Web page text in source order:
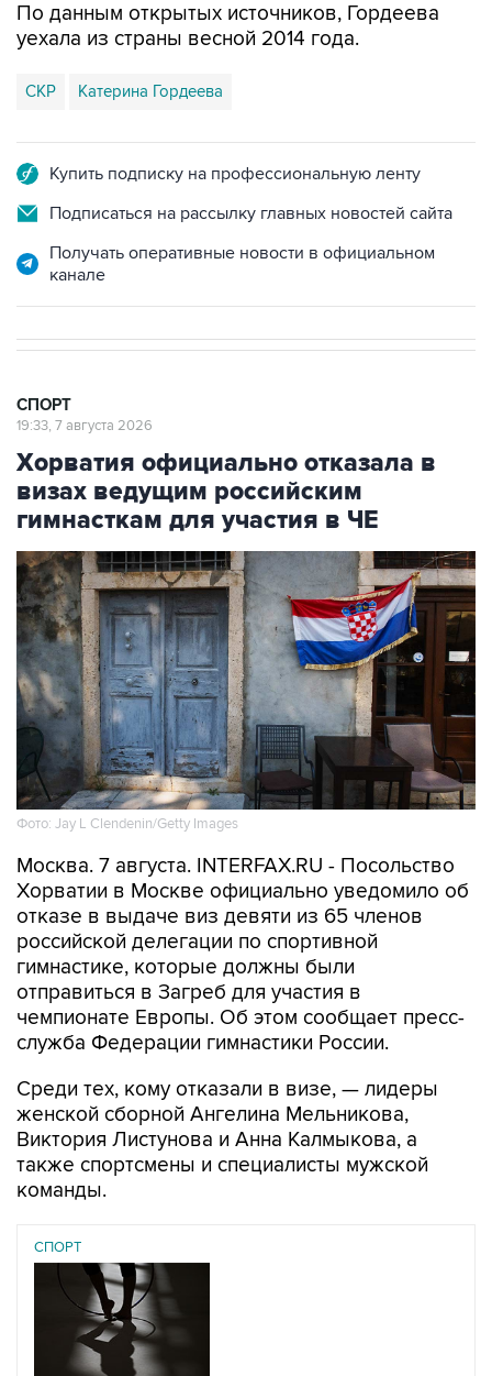
По данным открытых источников, Гордеева
уехала из страны весной 2014 года.
СКР Катерина Гордеева
Купить подписку на профессиональную ленту
Подписаться на рассылку главных новостей сайта
Получать оперативные новости в официальном
канале
СПОРТ
19:33, 7 августа 2026
Хорватия официально отказала в
визах ведущим российским
гимнасткам для участия в ЧЕ
Фото: Jay L Clendenin/Getty Images
Москва. 7 августа. INTERFAX.RU - Посольство
Хорватии в Москве официально уведомило об
отказе в выдаче виз девяти из 65 членов
российской делегации по спортивной
гимнастике, которые должны были
отправиться в Загреб для участия в
чемпионате Европы. Об этом сообщает пресс-
служба Федерации гимнастики России.
Среди тех, кому отказали в визе, — лидеры
женской сборной Ангелина Мельникова,
Виктория Листунова и Анна Калмыкова, а
также спортсмены и специалисты мужской
команды.
СПОРТ